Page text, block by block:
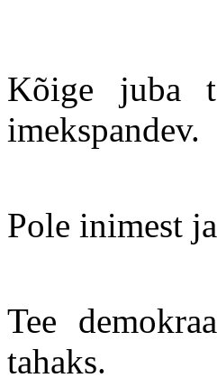
Kõige juba
imekspandev.
Pole inimest
Tee
tahaks.